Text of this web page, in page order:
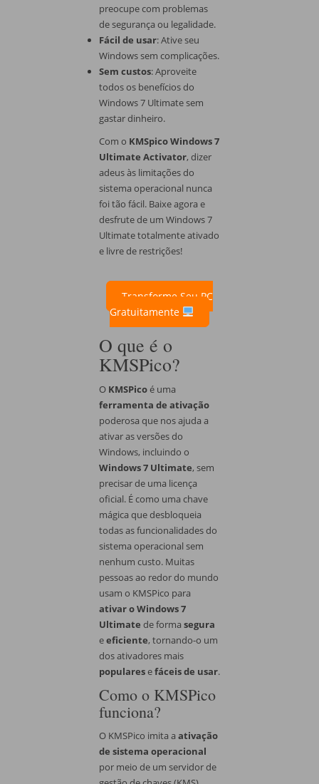
preocupe com problemas
de segurança ou legalidade.
Fácil de usar: Ative seu
Windows sem complicações.
Sem custos: Aproveite
todos os benefícios do
Windows 7 Ultimate sem
gastar dinheiro.
Com o KMSpico Windows 7
Ultimate Activator, dizer
adeus às limitações do
sistema operacional nunca
foi tão fácil. Baixe agora e
desfrute de um Windows 7
Ultimate totalmente ativado
e livre de restrições!
Transforme Seu PC
Gratuitamente
O que é o
KMSPico?
O KMSPicoé uma
ferramenta de ativação
poderosa que nos ajuda a
ativar as versões do
Windows, incluindo o
Windows 7 Ultimate, sem
precisar de uma licença
oficial. É como uma chave
mágica que desbloqueia
todas as funcionalidades do
sistema operacional sem
nenhum custo. Muitas
pessoas ao redor do mundo
usam o KMSPico para
ativar o Windows 7
Ultimate de forma segura
eeficiente, tornando-o um
dos ativadores mais
popularesefáceis de usar.
Como o KMSPico
funciona?
O KMSPico imita a ativação
de sistema operacional
por meio de um servidor de